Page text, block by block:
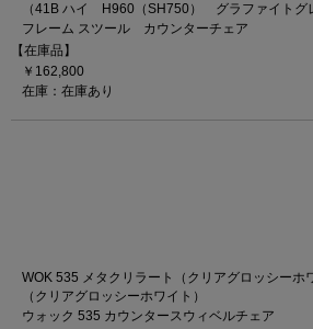
（41B ハイ H960（SH750） グラファイトグ
フレーム スツール カウンターチェア
【在庫品】
￥162,800
在庫：在庫あり
WOK 535 メタクリラート（クリアグロッシーホ
（クリアグロッシーホワイト）
ウォック 535 カウンタースウィベルチェア